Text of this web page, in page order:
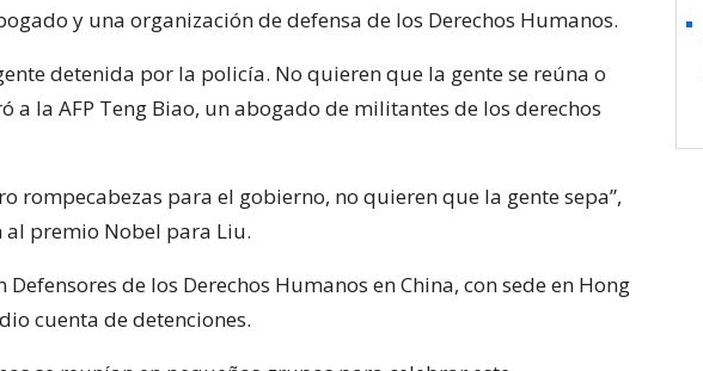
y una organización de defensa de los Derechos Humanos.
detenida por la policía. No quieren que la gente se reúna o
a la AFP Teng Biao, un abogado de militantes de los derechos
rompecabezas para el gobierno, no quieren que la gente sepa”,
al premio Nobel para Liu.
Defensores de los Derechos Humanos en China, con sede en Hong
cuenta de detenciones.